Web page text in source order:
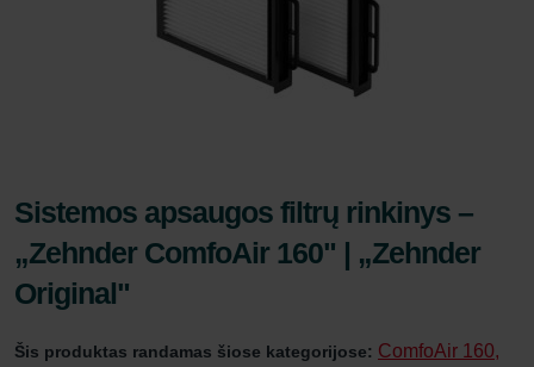
Sistemos apsaugos filtrų rinkinys –
„Zehnder ComfoAir 160" | „Zehnder
Original"
Šis produktas randamas šiose kategorijose: ComfoAir 160,